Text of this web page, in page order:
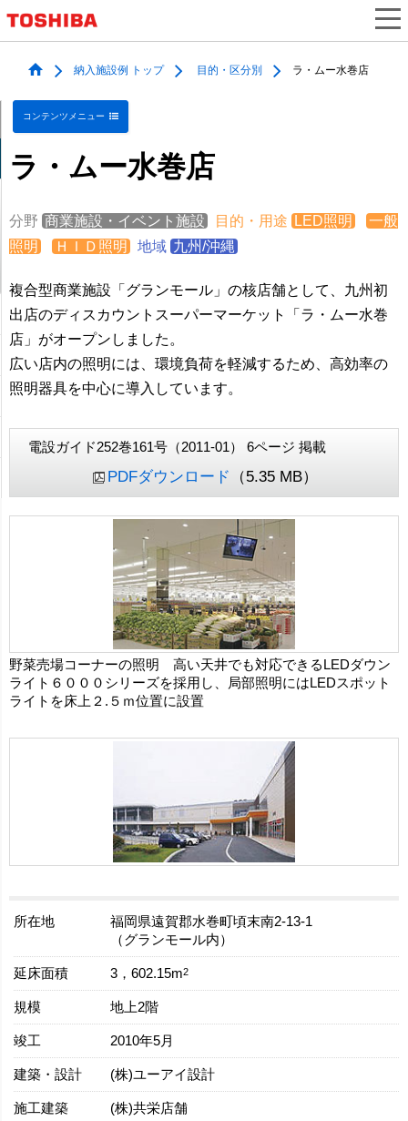
納入施設例 トップ 目的・区分別 ラ・ムー水巻店
コンテンツメニュー
ラ・ムー水巻店
分野 商業施設・イベント施設 目的・用途 LED照明
一般
照明
ＨＩＤ照明 地域 九州/沖縄
複合型商業施設「グランモール」の核店舗として、九州初
出店のディスカウントスーパーマーケット「ラ・ムー水巻
店」がオープンしました。
広い店内の照明には、環境負荷を軽減するため、高効率の
照明器具を中心に導入しています。
電設ガイド252巻161号（2011-01） 6ページ 掲載
PDFダウンロード （5.35 MB）
野菜売場コーナーの照明 高い天井でも対応できるLEDダウン
ライト６０００シリーズを採用し、局部照明にはLEDスポット
ライトを床上２.５ｍ位置に設置
所在地
福岡県遠賀郡水巻町頃末南2-13-1
（グランモール内）
延床面積 3，602.15m2
規模 地上2階
竣工 2010年5月
建築・設計 (株)ユーアイ設計
施工建築 (株)共栄店舗